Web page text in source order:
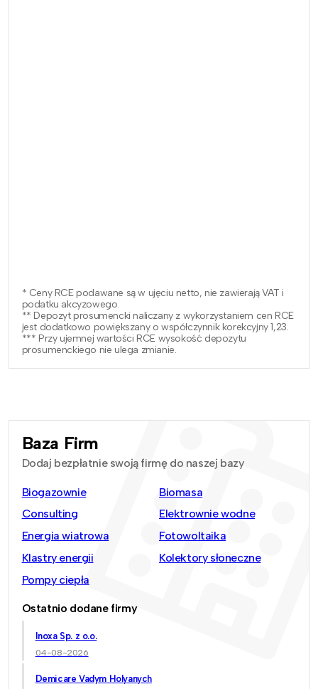
* Ceny RCE podawane są w ujęciu netto, nie zawierają VAT i
podatku akcyzowego.
** Depozyt prosumencki naliczany z wykorzystaniem cen RCE
jest dodatkowo powiększany o współczynnik korekcyjny 1,23.
*** Przy ujemnej wartości RCE wysokość depozytu
prosumenckiego nie ulega zmianie.
Baza Firm
Dodaj bezpłatnie swoją firmę do naszej bazy
Biogazownie
Biomasa
Consulting
Elektrownie wodne
Energia wiatrowa
Fotowoltaika
Klastry energii
Kolektory słoneczne
Pompy ciepła
Ostatnio dodane firmy
Inoxa Sp. z o.o.
04-08-2026
Demicare Vadym Holyanych